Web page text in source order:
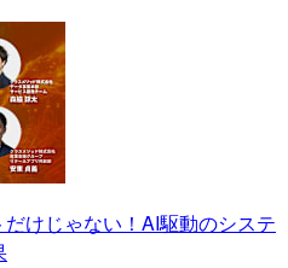
だけじゃない！AI駆動のシステ